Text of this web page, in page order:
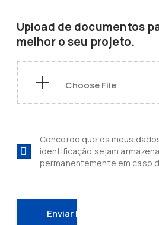
Upload de documentos
melhor o seu projeto.
Concordo que os meus
identificação sejam
permanentemente em caso